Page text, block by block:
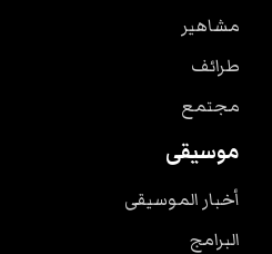
مشاهير
طرائف
مجتمع
موسيقى
أخبار الموسيقى
البرامج